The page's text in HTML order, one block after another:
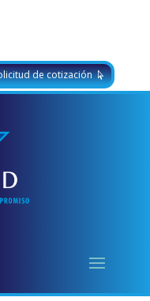
de cotización